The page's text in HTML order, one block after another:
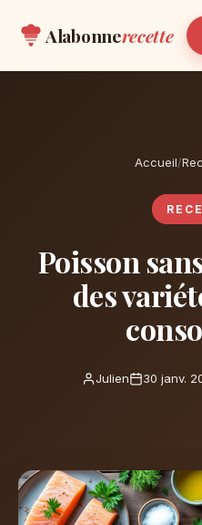
Alabonnerecette
Accueil/
Poisson
des
Julien 30 janv.